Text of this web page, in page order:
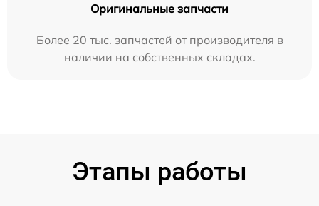
Оригинальные запчасти
Более 20 тыс. запчастей от производителя в
наличии на собственных складах.
Этапы работы